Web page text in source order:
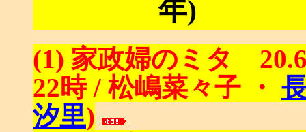
年)
(1) 家政婦のミタ
22時 / 松嶋菜々子 ・
汐里)